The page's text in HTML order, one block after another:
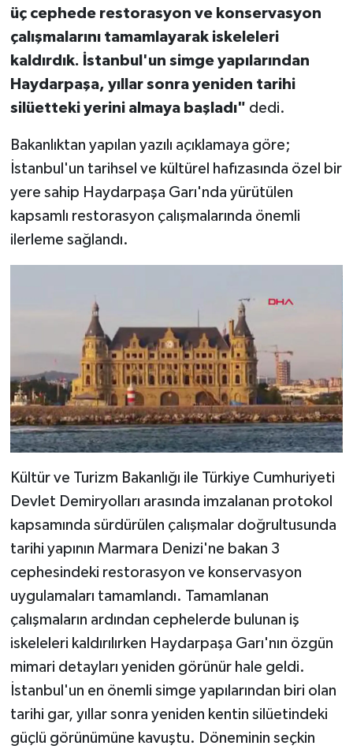
üç cephede restorasyon ve konservasyon
çalışmalarını tamamlayarak iskeleleri
kaldırdık. İstanbul'un simge yapılarından
Haydarpaşa, yıllar sonra yeniden tarihi
silüetteki yerini almaya başladı" dedi.
Bakanlıktan yapılan yazılı açıklamaya göre;
İstanbul'un tarihsel ve kültürel hafızasında özel bir
yere sahip Haydarpaşa Garı'nda yürütülen
kapsamlı restorasyon çalışmalarında önemli
ilerleme sağlandı.
Kültür ve Turizm Bakanlığı ile Türkiye Cumhuriyeti
Devlet Demiryolları arasında imzalanan protokol
kapsamında sürdürülen çalışmalar doğrultusunda
tarihi yapının Marmara Denizi'ne bakan 3
cephesindeki restorasyon ve konservasyon
uygulamaları tamamlandı. Tamamlanan
çalışmaların ardından cephelerde bulunan iş
iskeleleri kaldırılırken Haydarpaşa Garı'nın özgün
mimari detayları yeniden görünür hale geldi.
İstanbul'un en önemli simge yapılarından biri olan
tarihi gar, yıllar sonra yeniden kentin silüetindeki
güçlü görünümüne kavuştu. Döneminin seçkin